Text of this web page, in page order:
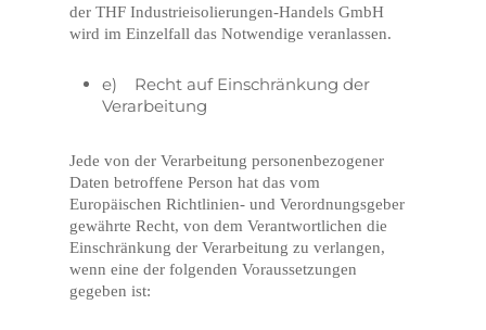
der THF Industrieisolierungen-Handels GmbH
wird im Einzelfall das Notwendige veranlassen.
e) Recht auf Einschränkung der
Verarbeitung
Jede von der Verarbeitung personenbezogener
Daten betroffene Person hat das vom
Europäischen Richtlinien- und Verordnungsgeber
gewährte Recht, von dem Verantwortlichen die
Einschränkung der Verarbeitung zu verlangen,
wenn eine der folgenden Voraussetzungen
gegeben ist: